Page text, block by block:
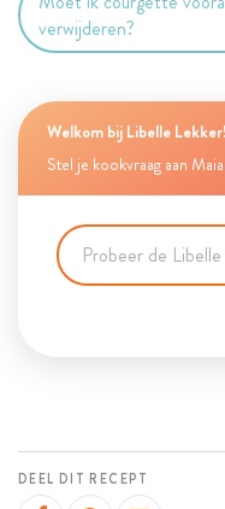
verwijderen?
Welkom bij Libelle Lekker!
Stel je kookvraag aan
DEEL DIT RECEPT